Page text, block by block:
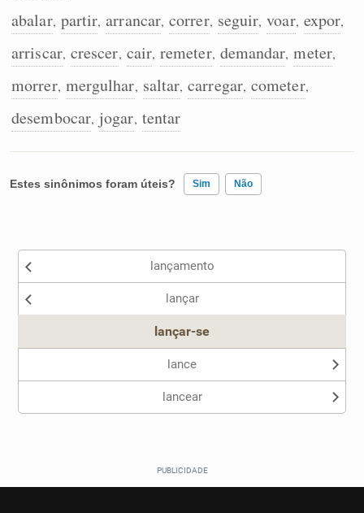
Caça-palavras
Dicionário
Sinônimos
abalar, partir, arrancar, correr, seguir, voar, expor,
arriscar, crescer, cair, remeter, demandar, meter,
morrer, mergulhar, saltar, carregar, cometer,
desembocar, jogar, tentar
Estes sinônimos foram úteis? Sim Não
Nenhum dos sinônimos apresentados me ajudou
lançamento
lançar
lançar-se
lance
lancear